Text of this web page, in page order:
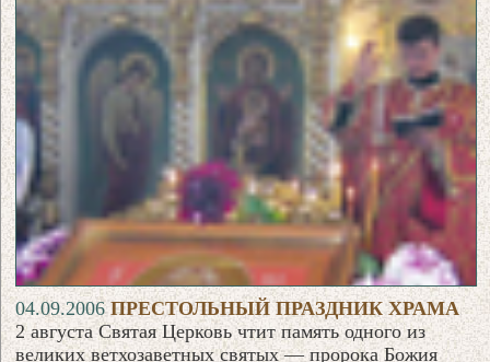
04.09.2006ПРЕСТОЛЬНЫЙ ПРАЗДНИК ХРАМА
2 августа Святая Церковь чтит память одного из
великих ветхозаветных святых — пророка Божия